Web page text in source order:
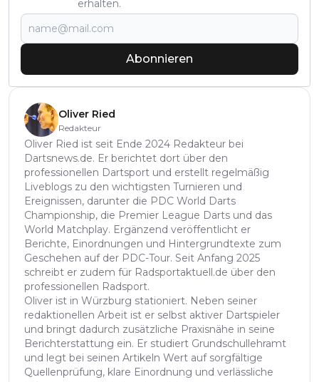
erhalten.
Abonnieren
Oliver Ried
Redakteur
Oliver Ried ist seit Ende 2024 Redakteur bei
Dartsnews.de. Er berichtet dort über den
professionellen Dartsport und erstellt regelmäßig
Liveblogs zu den wichtigsten Turnieren und
Ereignissen, darunter die PDC World Darts
Championship, die Premier League Darts und das
World Matchplay. Ergänzend veröffentlicht er
Berichte, Einordnungen und Hintergrundtexte zum
Geschehen auf der PDC-Tour. Seit Anfang 2025
schreibt er zudem für Radsportaktuell.de über den
professionellen Radsport.
Oliver ist in Würzburg stationiert. Neben seiner
redaktionellen Arbeit ist er selbst aktiver Dartspieler
und bringt dadurch zusätzliche Praxisnähe in seine
Berichterstattung ein. Er studiert Grundschullehramt
und legt bei seinen Artikeln Wert auf sorgfältige
Quellenprüfung, klare Einordnung und verlässliche